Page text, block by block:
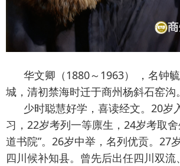
华文卿（1880～1963） ，名钟
城，清初禁海时迁于商州杨斜石窑沟。
少时聪慧好学，喜读经文。20岁
习，22岁考列一等廪生，24岁考取
道书院”。26岁中举，名列优贡。27
四川候补知县。曾先后出任四川双流